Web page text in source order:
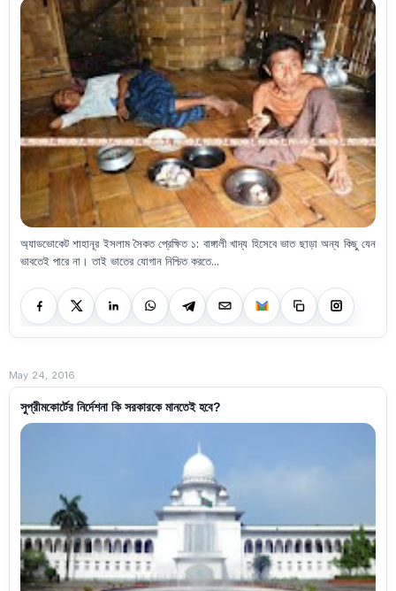
অ্যাডভোকেট শাহানূর ইসলাম সৈকত প্রেক্ষিত ১: বাঙ্গালী খাদ্য হিসেবে ভাত ছাড়া অন্য কিছু যেন
ভাবতেই পারে না। তাই ভাতের যোগান নিশ্চিত করতে...
May 24, 2016
সুপ্রীমকোর্টের নির্দেশনা কি সরকারকে মানতেই হবে?